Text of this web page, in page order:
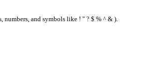
numbers, and symbols like ! " ? $ % ^ & ).